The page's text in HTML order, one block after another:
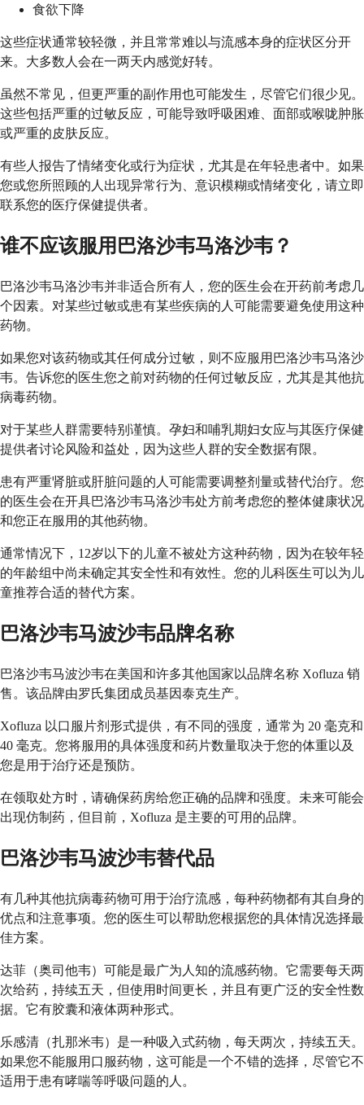
食欲下降
这些症状通常较轻微，并且常常难以与流感本身的症状区分开
来。大多数人会在一两天内感觉好转。
虽然不常见，但更严重的副作用也可能发生，尽管它们很少见。
这些包括严重的过敏反应，可能导致呼吸困难、面部或喉咙肿胀
或严重的皮肤反应。
有些人报告了情绪变化或行为症状，尤其是在年轻患者中。如果
您或您所照顾的人出现异常行为、意识模糊或情绪变化，请立即
联系您的医疗保健提供者。
谁不应该服用巴洛沙韦马洛沙韦？
巴洛沙韦马洛沙韦并非适合所有人，您的医生会在开药前考虑几
个因素。对某些过敏或患有某些疾病的人可能需要避免使用这种
药物。
如果您对该药物或其任何成分过敏，则不应服用巴洛沙韦马洛沙
韦。告诉您的医生您之前对药物的任何过敏反应，尤其是其他抗
病毒药物。
对于某些人群需要特别谨慎。孕妇和哺乳期妇女应与其医疗保健
提供者讨论风险和益处，因为这些人群的安全数据有限。
患有严重肾脏或肝脏问题的人可能需要调整剂量或替代治疗。您
的医生会在开具巴洛沙韦马洛沙韦处方前考虑您的整体健康状况
和您正在服用的其他药物。
通常情况下，12岁以下的儿童不被处方这种药物，因为在较年轻
的年龄组中尚未确定其安全性和有效性。您的儿科医生可以为儿
童推荐合适的替代方案。
巴洛沙韦马波沙韦品牌名称
巴洛沙韦马波沙韦在美国和许多其他国家以品牌名称 Xofluza 销
售。该品牌由罗氏集团成员基因泰克生产。
Xofluza 以口服片剂形式提供，有不同的强度，通常为 20 毫克和
40 毫克。您将服用的具体强度和药片数量取决于您的体重以及
您是用于治疗还是预防。
在领取处方时，请确保药房给您正确的品牌和强度。未来可能会
出现仿制药，但目前，Xofluza 是主要的可用的品牌。
巴洛沙韦马波沙韦替代品
有几种其他抗病毒药物可用于治疗流感，每种药物都有其自身的
优点和注意事项。您的医生可以帮助您根据您的具体情况选择最
佳方案。
达菲（奥司他韦）可能是最广为人知的流感药物。它需要每天两
次给药，持续五天，但使用时间更长，并且有更广泛的安全性数
据。它有胶囊和液体两种形式。
乐感清（扎那米韦）是一种吸入式药物，每天两次，持续五天。
如果您不能服用口服药物，这可能是一个不错的选择，尽管它不
适用于患有哮喘等呼吸问题的人。